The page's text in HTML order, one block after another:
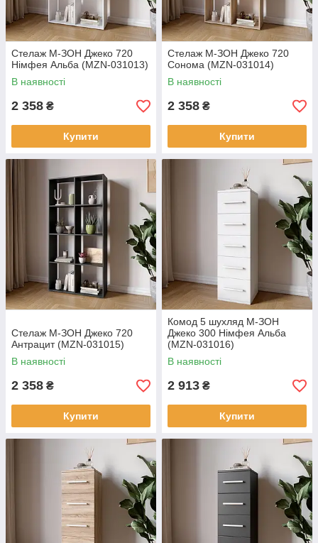
Стелаж М-ЗОН Джеко 720
Німфея Альба (MZN-031013)
В наявності
2 358 ₴
Купити
Стелаж М-ЗОН Джеко 720
Сонома (MZN-031014)
В наявності
2 358 ₴
Купити
Стелаж М-ЗОН Джеко 720
Антрацит (MZN-031015)
В наявності
2 358 ₴
Купити
Комод 5 шухляд М-ЗОН
Джеко 300 Німфея Альба
(MZN-031016)
В наявності
2 913 ₴
Купити